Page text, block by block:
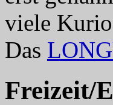
viele
Das
Freizeit/